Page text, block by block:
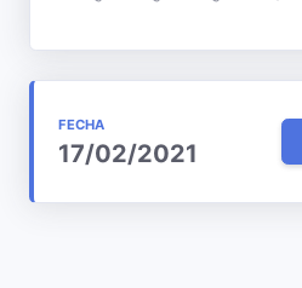
FECHA
17/02/2021